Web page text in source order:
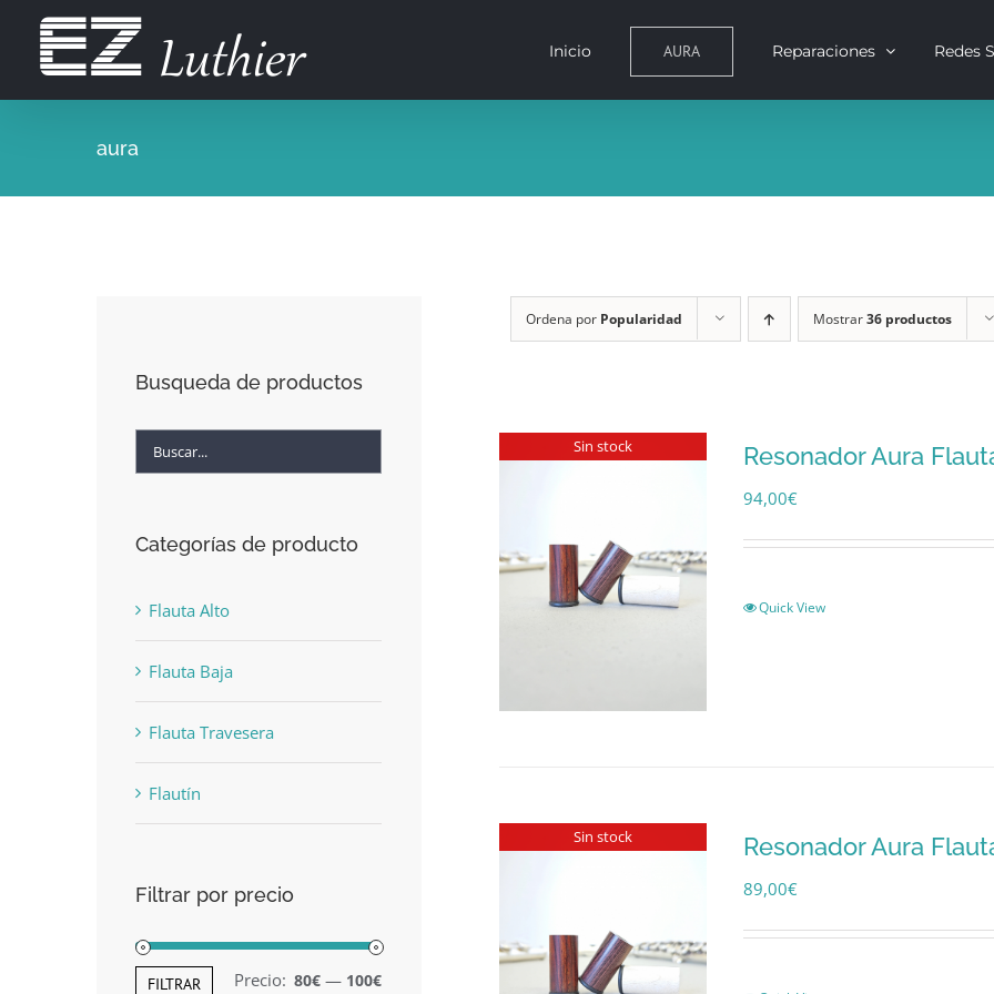
Saltar
Inicio AURA Reparaciones Redes
aura
Ordena por Popularidad Mostrar36 productos
Sin stock Resonador Aura
94,00€
Quick View
Sin stock Resonador Aura
89,00€
Busqueda de productos
Categorías de producto
Flauta Alto
Flauta Baja
Flauta Travesera
Flautín
Filtrar por precio
Precio
Precio
FILTRAR Precio: 80€ — 100€